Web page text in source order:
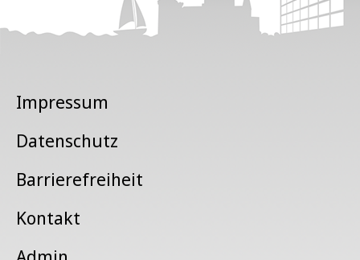
Impressum
Datenschutz
Barrierefreiheit
Kontakt